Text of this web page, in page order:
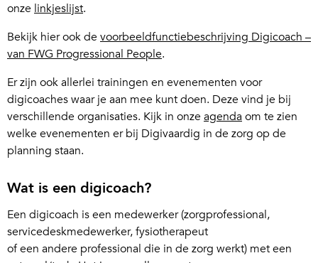
onze linkjeslijst.
Bekijk hier ook devoorbeeldfunctiebeschrijving Digicoach –
van FWG Progressional People.
Er zijn ook allerlei trainingen en evenementen voor
digicoaches waar je aan mee kunt doen. Deze vind je bij
verschillende organisaties. Kijk in onzeagenda om te zien
welke evenementen er bij Digivaardig in de zorg op de
planning staan.
Wat is een digicoach?
Een digicoach is een medewerker (zorgprofessional,
servicedeskmedewerker, fysiotherapeut
of een andere professional die in de zorg werkt) met een